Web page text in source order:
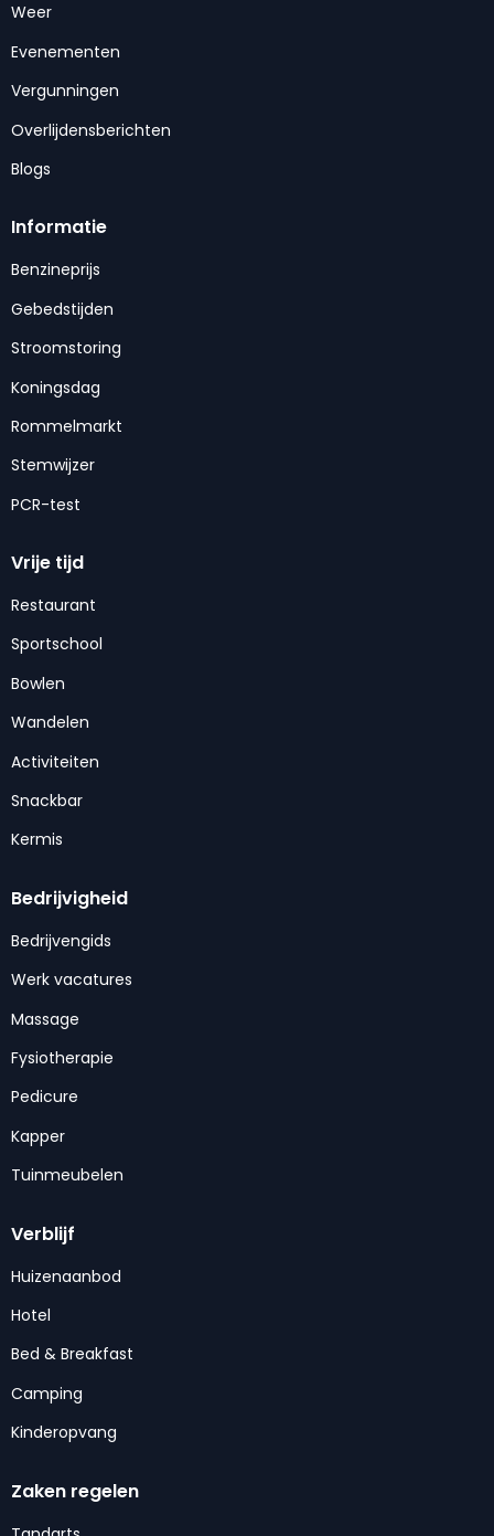
Weer
Evenementen
Vergunningen
Overlijdensberichten
Blogs
Informatie
Benzineprijs
Gebedstijden
Stroomstoring
Koningsdag
Rommelmarkt
Stemwijzer
PCR-test
Vrije tijd
Restaurant
Sportschool
Bowlen
Wandelen
Activiteiten
Snackbar
Kermis
Bedrijvigheid
Bedrijvengids
Werk vacatures
Massage
Fysiotherapie
Pedicure
Kapper
Tuinmeubelen
Verblijf
Huizenaanbod
Hotel
Bed & Breakfast
Camping
Kinderopvang
Zaken regelen